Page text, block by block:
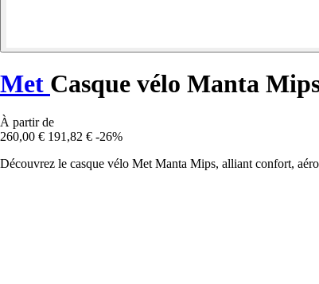
Met Casque vélo Manta
À partir de
260,00 € 191,82 € -26%
Découvrez le casque vélo Met Manta Mips, alliant confort,